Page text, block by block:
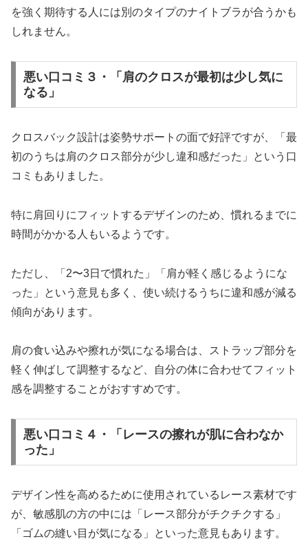
を強く期待する人には別のタイプのナイトブラが合うかも
しれません。
悪い口コミ３・「肩のクロスが最初は少し気に
なる」
クロスバック設計は姿勢サポートの面で好評ですが、「最
初のうちは肩のクロス部分が少し違和感だった」という口
コミもありました。
特に肩回りにフィットするデザインのため、慣れるまでに
時間がかかる人もいるようです。
ただし、「2〜3日で慣れた」「肩が軽く感じるようにな
った」という意見も多く、使い続けるうちに違和感が減る
傾向があります。
肩の食い込みや擦れが気になる場合は、ストラップ部分を
軽く伸ばして調整するなど、自分の体に合わせてフィット
感を調整することがおすすめです。
悪い口コミ４・「レースの擦れが肌に合わなか
った」
デザイン性を高めるために使用されているレース素材です
が、敏感肌の方の中には「レース部分がチクチクする」
「ゴムの縫い目が気になる」といった意見もあります。